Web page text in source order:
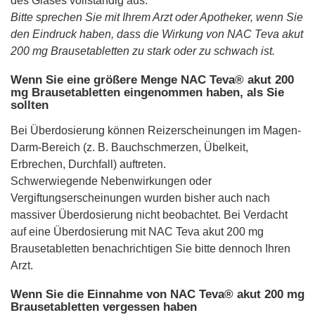
Bitte sprechen Sie mit Ihrem Arzt oder Apotheker, wenn Sie
den Eindruck haben, dass die Wirkung von NAC Teva akut
200 mg Brausetabletten zu stark oder zu schwach ist.
Wenn Sie eine größere Menge NAC Teva® akut 200
mg Brausetabletten eingenommen haben, als Sie
sollten
Bei Überdosierung können Reizerscheinungen im Magen-
Darm-Bereich (z. B. Bauchschmerzen, Übelkeit,
Erbrechen, Durchfall) auftreten.
Schwerwiegende Nebenwirkungen oder
Vergiftungserscheinungen wurden bisher auch nach
massiver Überdosierung nicht beobachtet. Bei Verdacht
auf eine Überdosierung mit NAC Teva akut 200 mg
Brausetabletten benachrichtigen Sie bitte dennoch Ihren
Arzt.
Wenn Sie die Einnahme von NAC Teva® akut 200 mg
Brausetabletten vergessen haben